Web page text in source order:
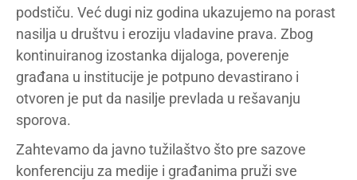
podstiču. Već dugi niz godina ukazujemo na porast
nasilja u društvu i eroziju vladavine prava. Zbog
kontinuiranog izostanka dijaloga, poverenje
građana u institucije je potpuno devastirano i
otvoren je put da nasilje prevlada u rešavanju
sporova.
Zahtevamo da javno tužilaštvo što pre sazove
konferenciju za medije i građanima pruži sve